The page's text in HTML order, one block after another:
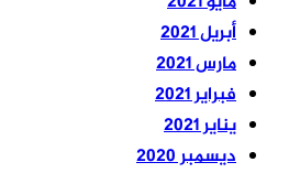
أبريل 2021
مارس 2021
فبراير 2021
يناير 2021
ديسمبر 2020